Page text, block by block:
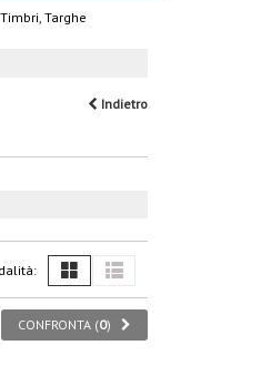
Timbri, Targhe
Indietro
CONFRONTA (0)